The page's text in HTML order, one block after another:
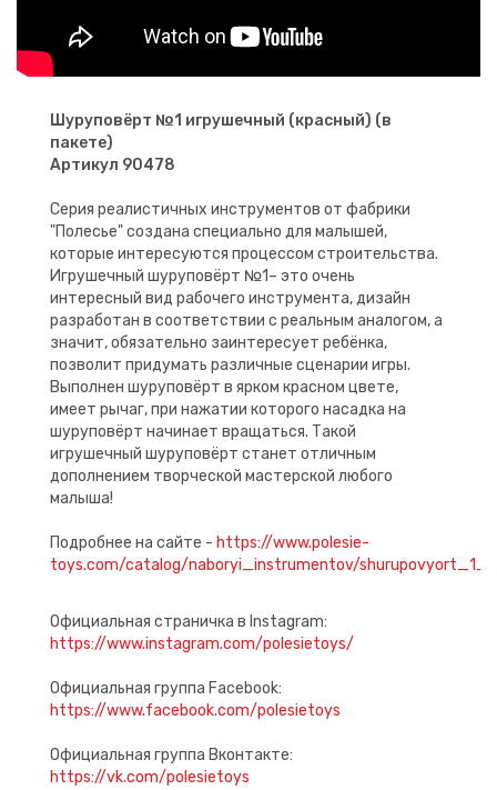
Шуруповёрт №1 игрушечный (красный) (в
пакете)
Артикул 90478
Серия реалистичных инструментов от фабрики
"Полесье" создана специально для малышей,
которые интересуются процессом строительства.
Игрушечный шуруповёрт №1– это очень
интересный вид рабочего инструмента, дизайн
разработан в соответствии с реальным аналогом, а
значит, обязательно заинтересует ребёнка,
позволит придумать различные сценарии игры.
Выполнен шуруповёрт в ярком красном цвете,
имеет рычаг, при нажатии которого насадка на
шуруповёрт начинает вращаться. Такой
игрушечный шуруповёрт станет отличным
дополнением творческой мастерской любого
малыша!
Подробнее на сайте - https://www.polesie-
toys.com/catalog/naboryi_instrumentov/
Официальная страничка в Instagram:
https://www.instagram.com/polesietoys/
Официальная группа Facebook:
https://www.facebook.com/polesietoys
Официальная группа Вконтакте:
https://vk.com/polesietoys